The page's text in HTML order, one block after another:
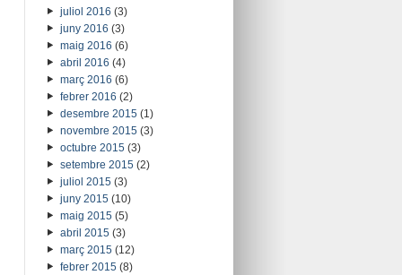
juliol 2016 (3)
juny 2016 (3)
maig 2016 (6)
abril 2016 (4)
març 2016 (6)
febrer 2016 (2)
desembre 2015(1)
novembre 2015(3)
octubre 2015(3)
setembre 2015(2)
juliol 2015(3)
juny 2015(10)
maig 2015(5)
abril 2015(3)
març 2015(12)
febrer 2015(8)